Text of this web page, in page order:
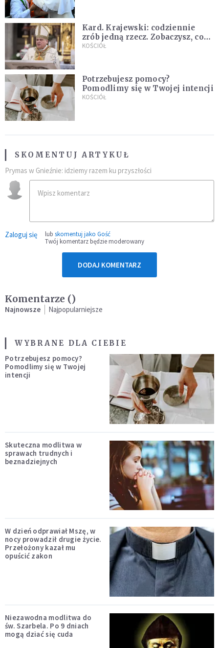
Kard. Krajewski: codziennie
zrób jedną rzecz. Zobaczysz, co
stanie się z twoim życiem
KOŚCIÓŁ
Potrzebujesz pomocy?
Pomodlimy się w Twojej intencji
KOŚCIÓŁ
SKOMENTUJ ARTYKUŁ
Prymas w Gnieźnie: idziemy razem ku przyszłości
Zaloguj się lub skomentuj jako Gość
Twój komentarz będzie moderowany
DODAJ KOMENTARZ
Komentarze ()
Najnowsze Najpopularniejsze
WYBRANE DLA CIEBIE
Potrzebujesz pomocy?
Pomodlimy się w Twojej
intencji
Skuteczna modlitwa w
sprawach trudnych i
beznadziejnych
W dzień odprawiał Mszę, w
nocy prowadził drugie życie.
Przełożony kazał mu
opuścić zakon
Niezawodna modlitwa do
św. Szarbela. Po 9 dniach
mogą dziać się cuda